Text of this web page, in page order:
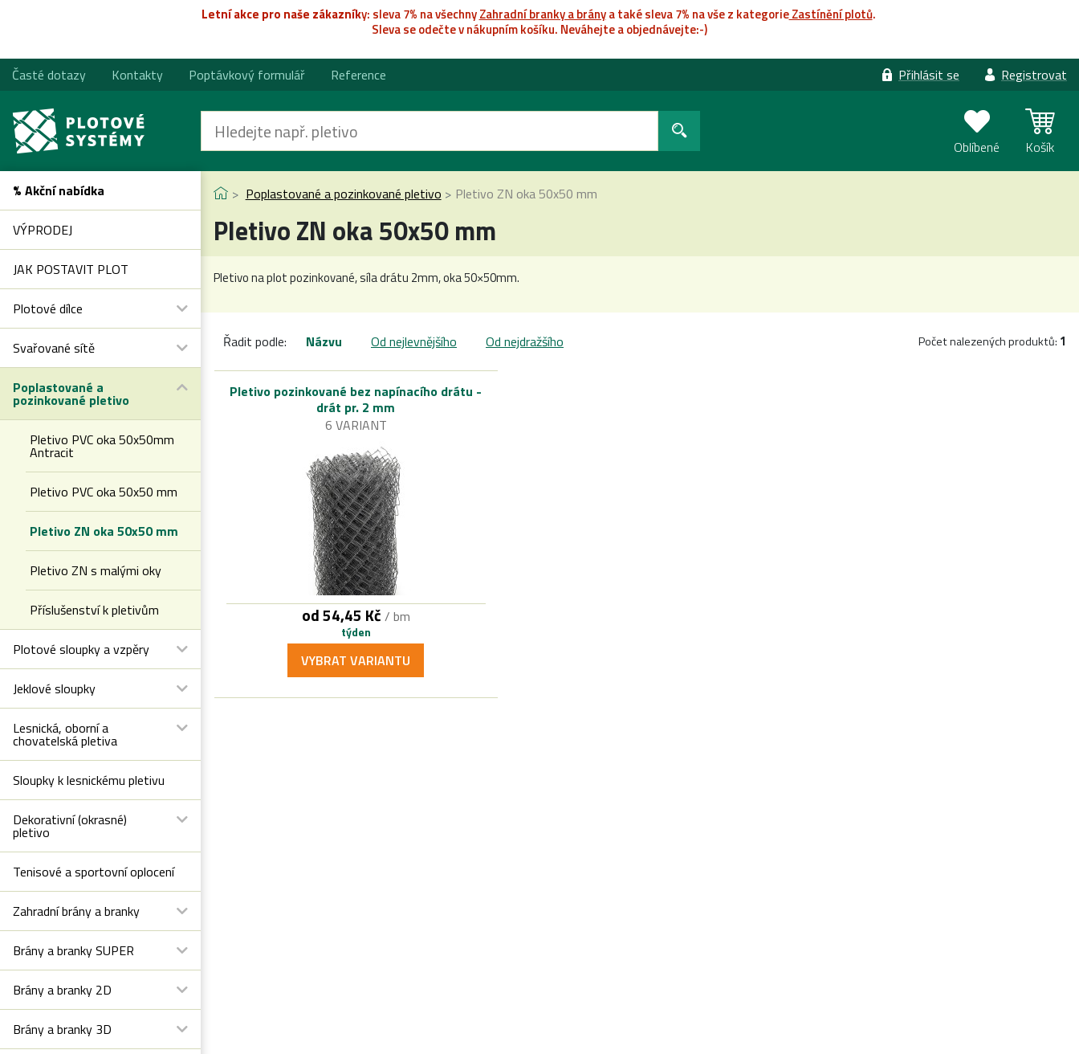
Letní akce pro naše zákazníky: sleva 7% na všechnyZahradní branky a bránya také sleva 7% na vše z kategorieZastínění plotů.
Sleva se odečte v nákupním košíku. Neváhejte a objednávejte:-)
Časté dotazy Kontakty Poptávkový formulář Reference Přihlásit se Registrovat
Oblíbené Košík
% Akční nabídka
VÝPRODEJ
JAK POSTAVIT PLOT
Plotové dílce
Svařované sítě
Poplastované a
pozinkované pletivo
Pletivo PVC oka 50x50mm
Antracit
Pletivo PVC oka 50x50 mm
Pletivo ZN oka 50x50 mm
Pletivo ZN s malými oky
Příslušenství k pletivům
Plotové sloupky a vzpěry
Jeklové sloupky
Lesnická, oborní a
chovatelská pletiva
Sloupky k lesnickému pletivu
Dekorativní (okrasné)
pletivo
Tenisové a sportovní oplocení
Zahradní brány a branky
Brány a branky SUPER
Brány a branky 2D
Brány a branky 3D
Poplastované a pozinkované pletivo Pletivo ZN oka 50x50 mm
Pletivo ZN oka 50x50 mm
Pletivo na plot pozinkované, síla drátu 2mm, oka 50×50mm.
Řadit podle: Názvu Od nejlevnějšího Od nejdražšího Počet nalezených produktů: 1
Pletivo pozinkované bez napínacího drátu -
drát pr. 2 mm
6 VARIANT
od 54,45 Kč / bm
týden
VYBRAT VARIANTU